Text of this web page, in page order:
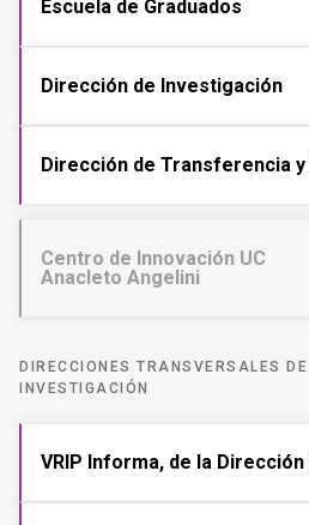
Escuela de Graduados
Dirección de Investigación
Dirección de Transferencia
Centro de Innovación UC
Anacleto Angelini
DIRECCIONES TRANSVERSALES
INVESTIGACIÓN
VRIP Informa, de la